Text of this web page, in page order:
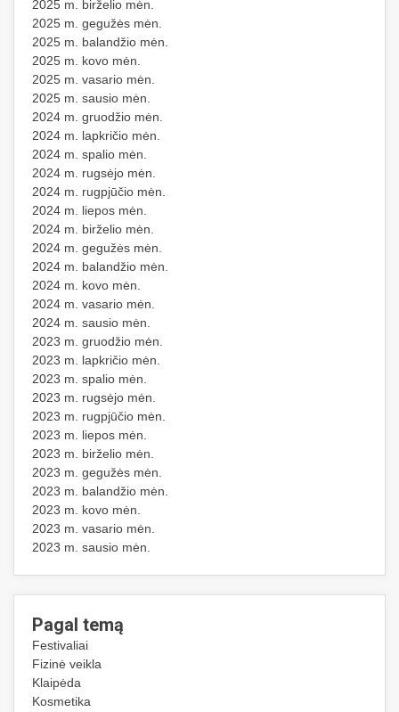
2025 m. birželio mėn.
2025 m. gegužės mėn.
2025 m. balandžio mėn.
2025 m. kovo mėn.
2025 m. vasario mėn.
2025 m. sausio mėn.
2024 m. gruodžio mėn.
2024 m. lapkričio mėn.
2024 m. spalio mėn.
2024 m. rugsėjo mėn.
2024 m. rugpjūčio mėn.
2024 m. liepos mėn.
2024 m. birželio mėn.
2024 m. gegužės mėn.
2024 m. balandžio mėn.
2024 m. kovo mėn.
2024 m. vasario mėn.
2024 m. sausio mėn.
2023 m. gruodžio mėn.
2023 m. lapkričio mėn.
2023 m. spalio mėn.
2023 m. rugsėjo mėn.
2023 m. rugpjūčio mėn.
2023 m. liepos mėn.
2023 m. birželio mėn.
2023 m. gegužės mėn.
2023 m. balandžio mėn.
2023 m. kovo mėn.
2023 m. vasario mėn.
2023 m. sausio mėn.
Pagal temą
Festivaliai
Fizinė veikla
Klaipėda
Kosmetika